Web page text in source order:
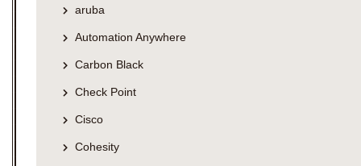
aruba
Automation Anywhere
Carbon Black
Check Point
Cisco
Cohesity